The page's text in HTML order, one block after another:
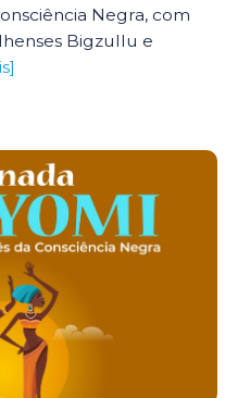
Negra, com
Bigzullu e